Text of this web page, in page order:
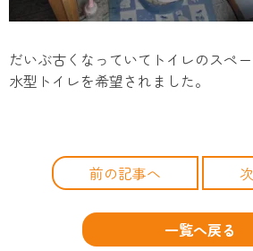
だいぶ古くなっていてトイレのスペ
水型トイレを希望されました。
前の記事へ
一覧へ戻る